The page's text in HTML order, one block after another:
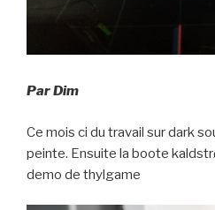
Par Dim
Ce mois ci du travail sur dark
peinte. Ensuite la boote
demo de thylgame